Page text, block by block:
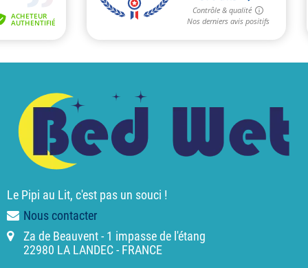
Le Pipi au Lit, c'est pas un souci !
Nous contacter
Za de Beauvent - 1 impasse de l'étang
22980 LA LANDEC - FRANCE